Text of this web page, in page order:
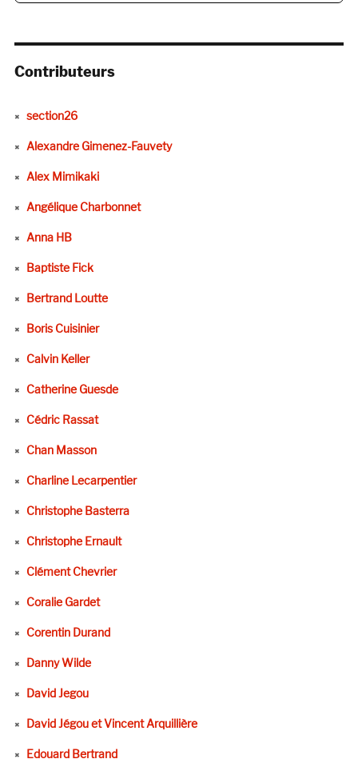
Contributeurs
section26
Alexandre Gimenez-Fauvety
Alex Mimikaki
Angélique Charbonnet
Anna HB
Baptiste Fick
Bertrand Loutte
Boris Cuisinier
Calvin Keller
Catherine Guesde
Cédric Rassat
Chan Masson
Charline Lecarpentier
Christophe Basterra
Christophe Ernault
Clément Chevrier
Coralie Gardet
Corentin Durand
Danny Wilde
David Jegou
David Jégou et Vincent Arquillière
Edouard Bertrand